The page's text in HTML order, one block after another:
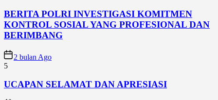
BERITA POLRI INVESTIGASI KOMITMEN
KONTROL SOSIAL YANG PROFESIONAL DAN
BERIMBANG
2 bulan Ago
5
UCAPAN SELAMAT DAN APRESIASI